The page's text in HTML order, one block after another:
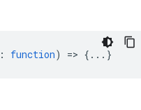
: function) => {...}